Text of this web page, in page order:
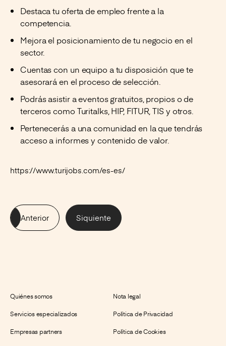
Destaca tu oferta de empleo frente a la
competencia.
Mejora el posicionamiento de tu negocio en el
sector.
Cuentas con un equipo a tu disposición que te
asesorará en el proceso de selección.
Podrás asistir a eventos gratuitos, propios o de
terceros como Turitalks, HIP, FITUR, TIS y otros.
Pertenecerás a una comunidad en la que tendrás
acceso a informes y contenido de valor.
https://www.turijobs.com/es-es/
Anterior Siquiente
Quiénes somos
Servicios especializados
Empresas partners
Nota legal
Política de Privacidad
Política de Cookies